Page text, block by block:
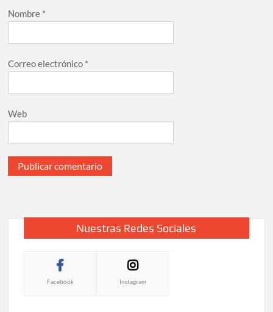
Nombre *
Correo electrónico *
Web
Nuestras Redes Sociales
Facebook Instagram